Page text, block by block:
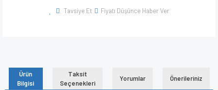
Tavsiye Et Fiyatı Düşünce Haber Ver
Ürün
Bilgisi
Taksit
Seçenekleri
Yorumlar Önerileriniz